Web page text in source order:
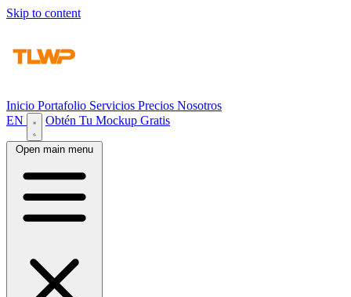
Skip to content
Inicio Portafolio Servicios Precios Nosotros
EN
Obtén Tu Mockup Gratis
Open main menu